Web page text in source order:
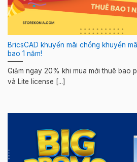
BricsCAD khuyến mãi chồng khuyến
bao 1 năm!
Giảm ngay 20% khi mua mới thuê bao
và Lite license [...]